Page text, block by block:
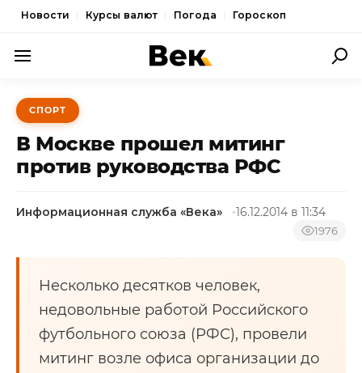
Новости Курсы валют Погода Гороскоп
ПОЛИТИКА
ЭКОНОМИКА
ОБЩЕСТВО
КУЛЬТУРА
НОВОСТИ
СПОРТ
В Москве прошел митинг
против руководства РФС
Информационная служба «Века» 16.12.2014 в 11:34
1976
Несколько десятков человек,
недовольные работой Российского
футбольного союза (РФС), провели
митинг возле офиса организации до